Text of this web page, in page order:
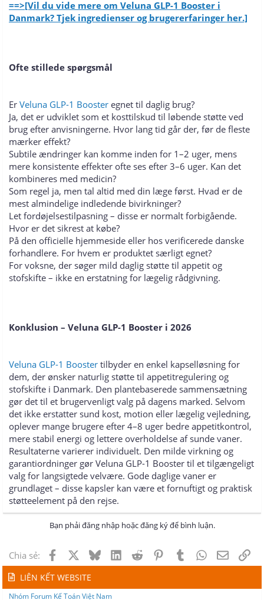
==>[Vil du vide mere om Veluna GLP-1 Booster i
Danmark? Tjek ingredienser og brugererfaringer her.]
Ofte stillede spørgsmål
Er Veluna GLP-1 Booster egnet til daglig brug?
Ja, det er udviklet som et kosttilskud til løbende støtte ved
brug efter anvisningerne. Hvor lang tid går der, før de fleste
mærker effekt?
Subtile ændringer kan komme inden for 1–2 uger, mens
mere konsistente effekter ofte ses efter 3–6 uger. Kan det
kombineres med medicin?
Som regel ja, men tal altid med din læge først. Hvad er de
mest almindelige indledende bivirkninger?
Let fordøjelsestilpasning – disse er normalt forbigående.
Hvor er det sikrest at købe?
På den officielle hjemmeside eller hos verificerede danske
forhandlere. For hvem er produktet særligt egnet?
For voksne, der søger mild daglig støtte til appetit og
stofskifte – ikke en erstatning for lægelig rådgivning.
Konklusion – Veluna GLP-1 Booster i 2026
Veluna GLP-1 Booster tilbyder en enkel kapselløsning for
dem, der ønsker naturlig støtte til appetitregulering og
stofskifte i Danmark. Den plantebaserede sammensætning
gør det til et brugervenligt valg på dagens marked. Selvom
det ikke erstatter sund kost, motion eller lægelig vejledning,
oplever mange brugere efter 4–8 uger bedre appetitkontrol,
mere stabil energi og lettere overholdelse af sunde vaner.
Resultaterne varierer individuelt. Den milde virkning og
garantiordninger gør Veluna GLP-1 Booster til et tilgængeligt
valg for langsigtede velvære. Gode daglige vaner er
grundlaget – disse kapsler kan være et fornuftigt og praktisk
støtteelement på den rejse.
Bạn phải đăng nhập hoặc đăng ký để bình luận.
Chia sẻ: Facebook BlueskyLinkedInReddit PinterestTumblrWhatsApp
Email
LIÊN KẾT WEBSITE
Nhóm Forum Kế Toán Việt Nam